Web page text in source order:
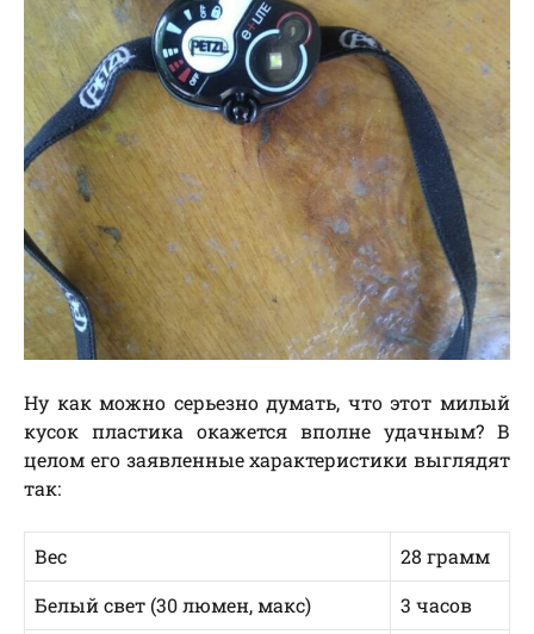
Ну как можно серьезно думать, что этот милый
кусок пластика окажется вполне удачным? В
целом его заявленные характеристики выглядят
так:
Вес
28 грамм
Белый свет (30 люмен, макс)
3 часов